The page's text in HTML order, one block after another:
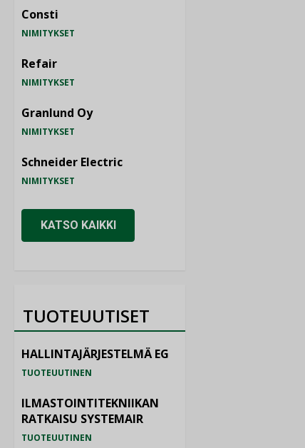
Consti
NIMITYKSET
Refair
NIMITYKSET
Granlund Oy
NIMITYKSET
Schneider Electric
NIMITYKSET
KATSO KAIKKI
TUOTEUUTISET
HALLINTAJÄRJESTELMÄ EG
TUOTEUUTINEN
ILMASTOINTITEKNIIKAN
RATKAISU SYSTEMAIR
TUOTEUUTINEN